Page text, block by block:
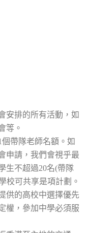
安排的所有活動，如
等。
帶隊老師名額。如
申請，我們會視乎最
生不超過20名(帶隊
校可共享是項計劃。
供的高校中選擇優先
權，參加中學必須服